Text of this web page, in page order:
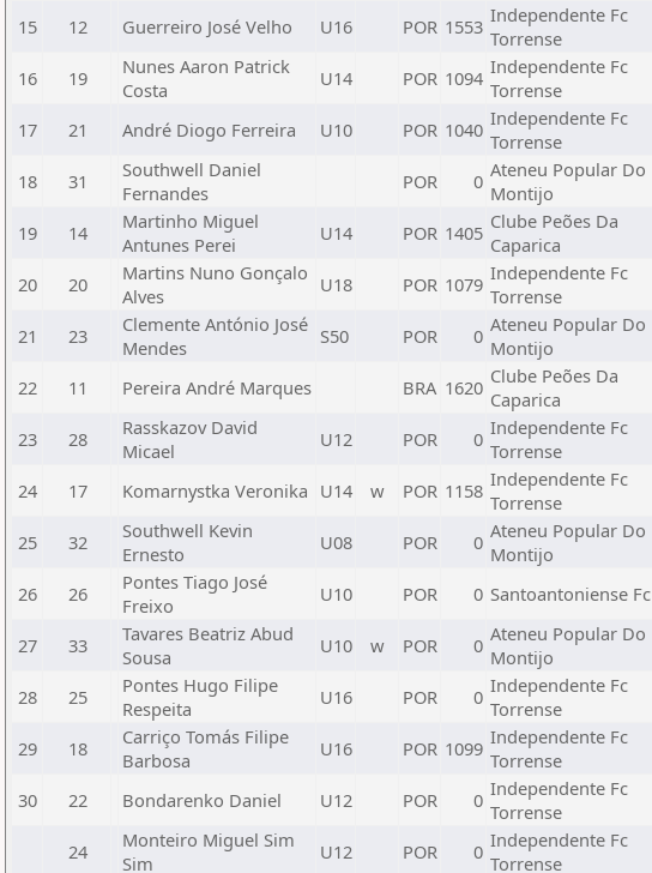
15 12 Guerreiro José Velho U16 POR 1553 Independente Fc
Torrense
16 19
Nunes Aaron Patrick
Costa
U14 POR 1094 Independente Fc
Torrense
17 21 André Diogo Ferreira U10 POR 1040 Independente Fc
Torrense
18 31
Southwell Daniel
Fernandes
POR 0 Ateneu Popular Do
Montijo
19 14
Martinho Miguel
Antunes Perei
U14 POR 1405 Clube Peões Da
Caparica
20 20
Martins Nuno Gonçalo
Alves
U18 POR 1079 Independente Fc
Torrense
21 23
Clemente António José
Mendes
S50 POR 0 Ateneu Popular Do
Montijo
22 11 Pereira André Marques BRA 1620 Clube Peões Da
Caparica
23 28
Rasskazov David
Micael
U12 POR 0 Independente Fc
Torrense
24 17 Komarnystka Veronika U14 w POR 1158 Independente Fc
Torrense
25 32
Southwell Kevin
Ernesto
U08 POR 0 Ateneu Popular Do
Montijo
26 26
Pontes Tiago José
Freixo
U10 POR 0 Santoantoniense Fc
27 33
Tavares Beatriz Abud
Sousa
U10 w POR 0 Ateneu Popular Do
Montijo
28 25
Pontes Hugo Filipe
Respeita
U16 POR 0 Independente Fc
Torrense
29 18
Carriço Tomás Filipe
Barbosa
U16 POR 1099 Independente Fc
Torrense
30 22 Bondarenko Daniel U12 POR 0 Independente Fc
Torrense
24
Monteiro Miguel Sim
Sim
U12 POR 0 Independente Fc
Torrense